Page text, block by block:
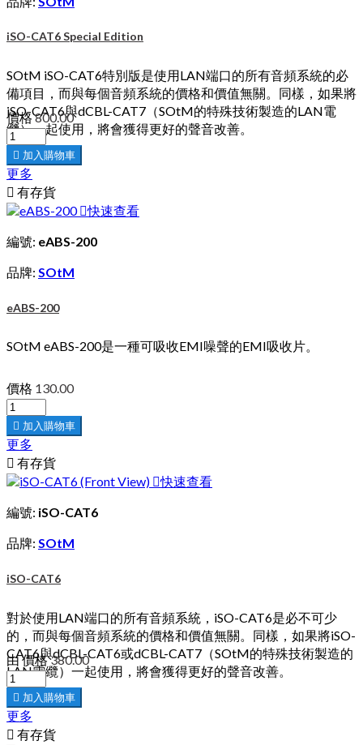
iSO-CAT6 Special Edition
SOtM iSO-CAT6特別版是使用LAN端口的所有音頻系統的必
備項目，而與每個音頻系統的價格和價值無關。同樣，如果將
iSO-CAT6與dCBL-CAT7（SOtM的特殊技術製造的LAN電
纜）一起使用，將會獲得更好的聲音改善。
價格800.00
 加入購物車
更多
 有存貨
快速查看
編號: eABS-200
品牌: SOtM
eABS-200
SOtM eABS-200是一種可吸收EMI噪聲的EMI吸收片。
價格 130.00
 加入購物車
更多
 有存貨
快速查看
編號: iSO-CAT6
品牌: SOtM
iSO-CAT6
對於使用LAN端口的所有音頻系統，iSO-CAT6是必不可少
的，而與每個音頻系統的價格和價值無關。同樣，如果將iSO-
CAT6與dCBL-CAT6或dCBL-CAT7（SOtM的特殊技術製造的
LAN電纜）一起使用，將會獲得更好的聲音改善。
由價格380.00
 加入購物車
更多
 有存貨